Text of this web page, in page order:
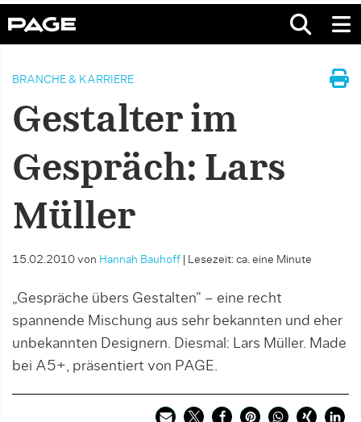
BRANCHE & KARRIERE
Gestalter im
Gespräch: Lars
Müller
15.02.2010 von Hannah Bauhoff Lesezeit: ca. eine Minute
„Gespräche übers Gestalten“ – eine recht
spannende Mischung aus sehr bekannten und eher
unbekannten Designern. Diesmal: Lars Müller. Made
bei A5+, präsentiert von PAGE.